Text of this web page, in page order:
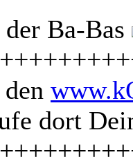
Ba-Bas
dort